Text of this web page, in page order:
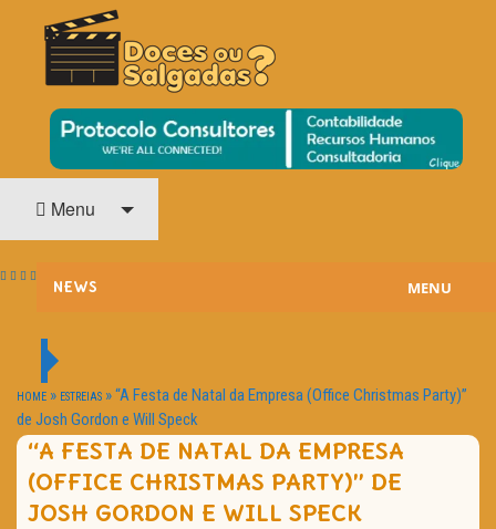
DOCES OU SALGADAS?
O Cinema? Uma Paixão!!
Menu
NEWS
PASSATEMPOS
HOME CINEMA
NOTA PESSOAL
MENU
HOME » ESTREIAS »“A Festa de Natal da Empresa (Office Christmas Party)”
de Josh Gordon e Will Speck
“A FESTA DE NATAL DA EMPRESA
(OFFICE CHRISTMAS PARTY)” DE
JOSH GORDON E WILL SPECK